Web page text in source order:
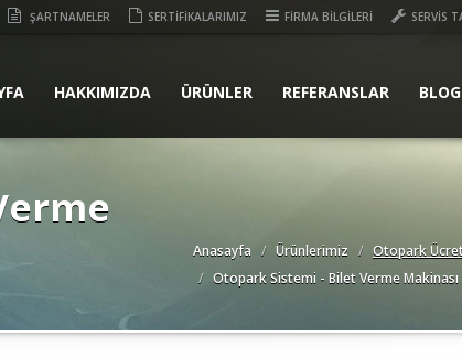
ŞARTNAMELER SERTİFİKALARIMIZ FİRMA BİLGİLERİ SERVİS
HAKKIMIZDA ÜRÜNLER REFERANSLAR BLOG
Anasayfa Ürünlerimiz
Otopark
Otopark Sistemi - Bilet Verme Makinası